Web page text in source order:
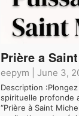
Prière a
eepym June 3,
Description
spirituelle profonde
“Prière à Saint